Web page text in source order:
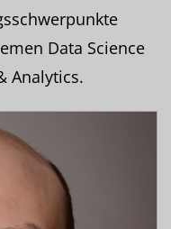
Data Science
Analytics.